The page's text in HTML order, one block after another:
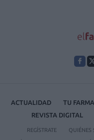
ACTUALIDAD TU
REVISTA DIGITAL
REGÍSTRATE QUIÉNES